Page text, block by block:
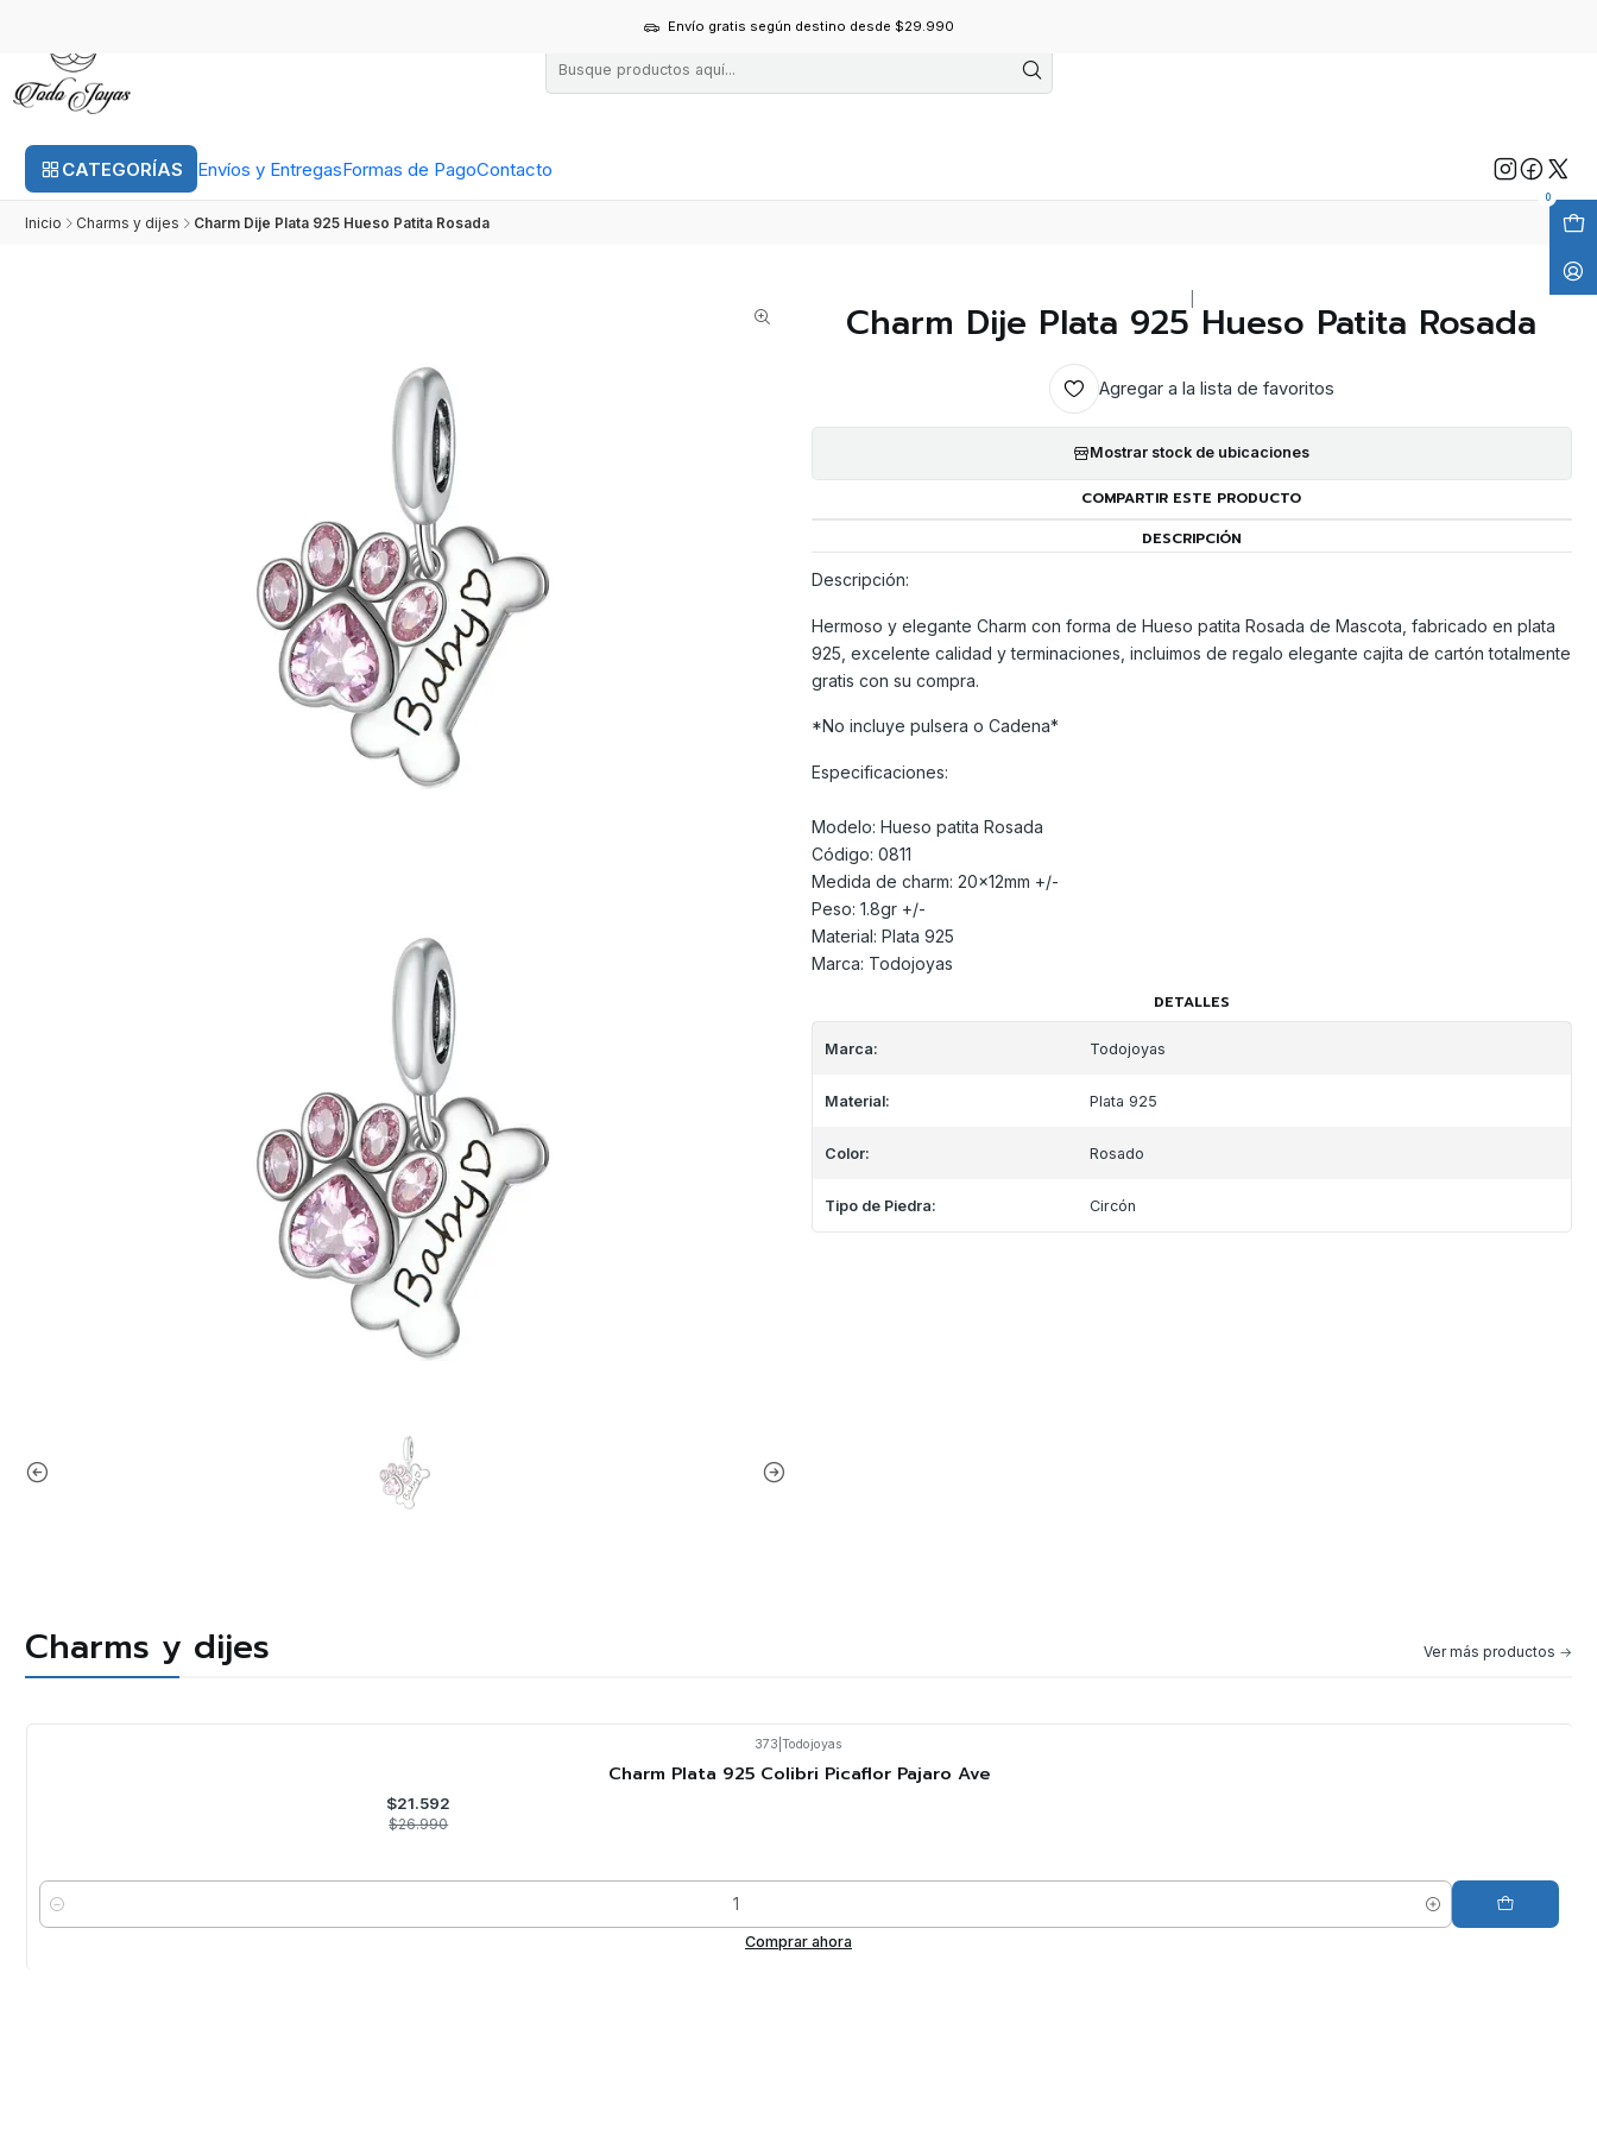
CATEGORÍAS Envíos y EntregasFormas de PagoContacto
0
Envío gratis según destino desde $29.990
Inicio Charms y dijes Charm Dije Plata 925 Hueso Patita Rosada
Charm Dije Plata 925 Hueso Patita Rosada
Agregar a la lista de favoritos
Mostrar stock de ubicaciones
COMPARTIR ESTE PRODUCTO
DESCRIPCIÓN
Descripción:
Hermoso y elegante Charm con forma de Hueso patita Rosada de Mascota, fabricado en plata
925, excelente calidad y terminaciones, incluimos de regalo elegante cajita de cartón totalmente
gratis con su compra.
*No incluye pulsera o Cadena*
Especificaciones:
Modelo: Hueso patita Rosada
Código: 0811
Medida de charm: 20x12mm +/-
Peso: 1.8gr +/-
Material: Plata 925
Marca: Todojoyas
DETALLES
Marca: Todojoyas
Material: Plata 925
Color: Rosado
Tipo de Piedra: Circón
Charms y dijes Ver más productos
373 Todojoyas
Charm Plata 925 Colibri Picaflor Pajaro Ave
$21.592
$26.990
Cantidad
Comprar ahora